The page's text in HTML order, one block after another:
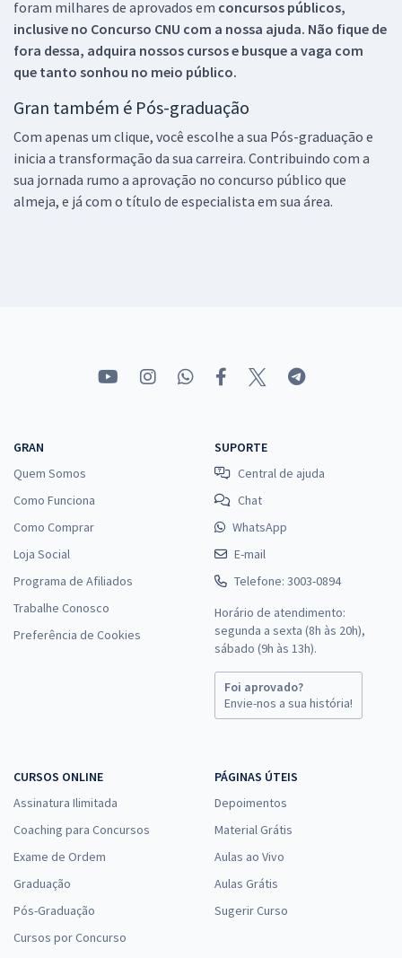
foram milhares de aprovados em concursos públicos,
inclusive no Concurso CNU com a nossa ajuda. Não fique de
fora dessa, adquira nossos cursos e busque a vaga com
que tanto sonhou no meio público.
Gran também é Pós-graduação
Com apenas um clique, você escolhe a sua Pós-graduação e
inicia a transformação da sua carreira. Contribuindo com a
sua jornada rumo a aprovação no concurso público que
almeja, e já com o título de especialista em sua área.
GRAN
Quem Somos
Como Funciona
Como Comprar
Loja Social
Programa de Afiliados
Trabalhe Conosco
Preferência de Cookies
SUPORTE
Central de ajuda
Chat
WhatsApp
E-mail
Telefone: 3003-0894
Horário de atendimento:
segunda a sexta (8h às 20h),
sábado (9h às 13h).
Foi aprovado?
Envie-nos a sua história!
CURSOS ONLINE
Assinatura Ilimitada
Coaching para Concursos
Exame de Ordem
Graduação
Pós-Graduação
Cursos por Concurso
PÁGINAS ÚTEIS
Depoimentos
Material Grátis
Aulas ao Vivo
Aulas Grátis
Sugerir Curso